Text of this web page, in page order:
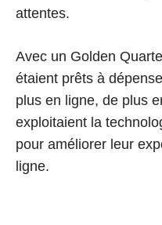
attentes.
Avec un Golden
étaient prêts à
plus en ligne, de plus
exploitaient la
pour améliorer leur
ligne.